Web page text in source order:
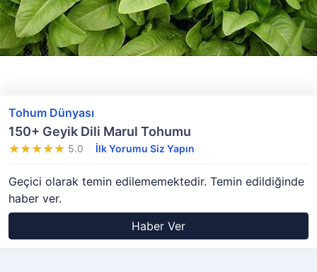
Tohum Dünyası
150+ Geyik Dili Marul Tohumu
5.0 İlk Yorumu Siz Yapın
Geçici olarak temin edilememektedir. Temin edildiğinde
haber ver.
Haber Ver